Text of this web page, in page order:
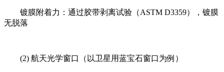
镀膜附着力：通过胶带剥离试验（ASTM D3359），镀膜
无脱落
(2) 航天光学窗口（以卫星用蓝宝石窗口为例）